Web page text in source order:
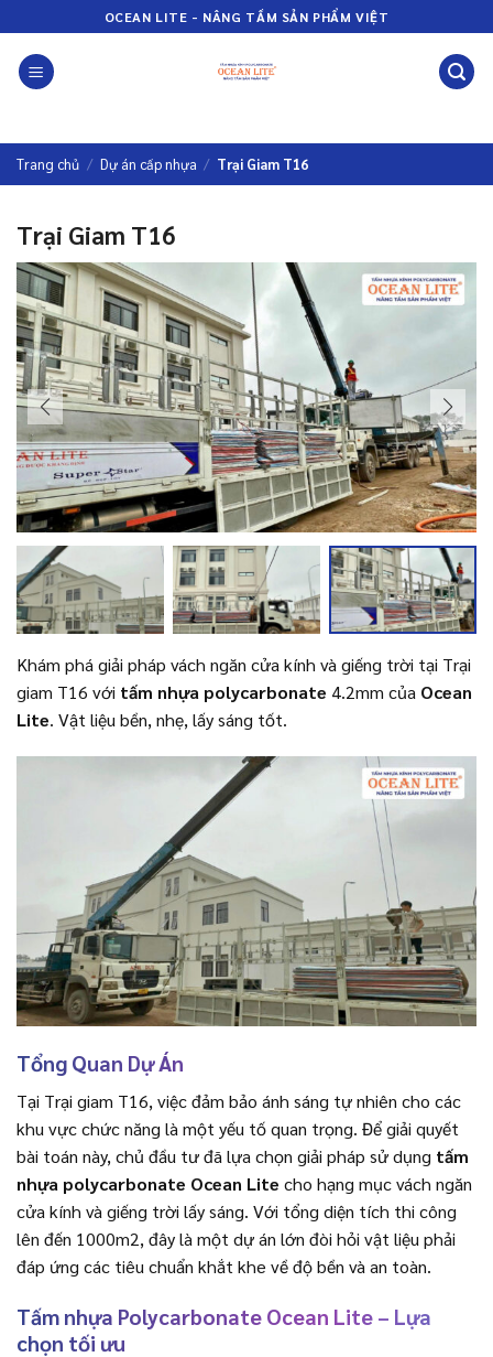
qua
nội
dung
OCEAN LITE - NÂNG TẦM SẢN PHẨM VIỆT
Trang chủ / Dự án cấp nhựa / Trại Giam T16
Trại Giam T16
Khám phá giải pháp vách ngăn cửa kính và giếng trời tại Trại
giam T16 với tấm nhựa polycarbonate 4.2mm của Ocean
Lite. Vật liệu bền, nhẹ, lấy sáng tốt.
Tổng Quan Dự Án
Tại Trại giam T16, việc đảm bảo ánh sáng tự nhiên cho các
khu vực chức năng là một yếu tố quan trọng. Để giải quyết
bài toán này, chủ đầu tư đã lựa chọn giải pháp sử dụng tấm
nhựa polycarbonate Ocean Lite cho hạng mục vách ngăn
cửa kính và giếng trời lấy sáng. Với tổng diện tích thi công
lên đến 1000m2, đây là một dự án lớn đòi hỏi vật liệu phải
đáp ứng các tiêu chuẩn khắt khe về độ bền và an toàn.
Tấm nhựa Polycarbonate Ocean Lite – Lựa
chọn tối ưu